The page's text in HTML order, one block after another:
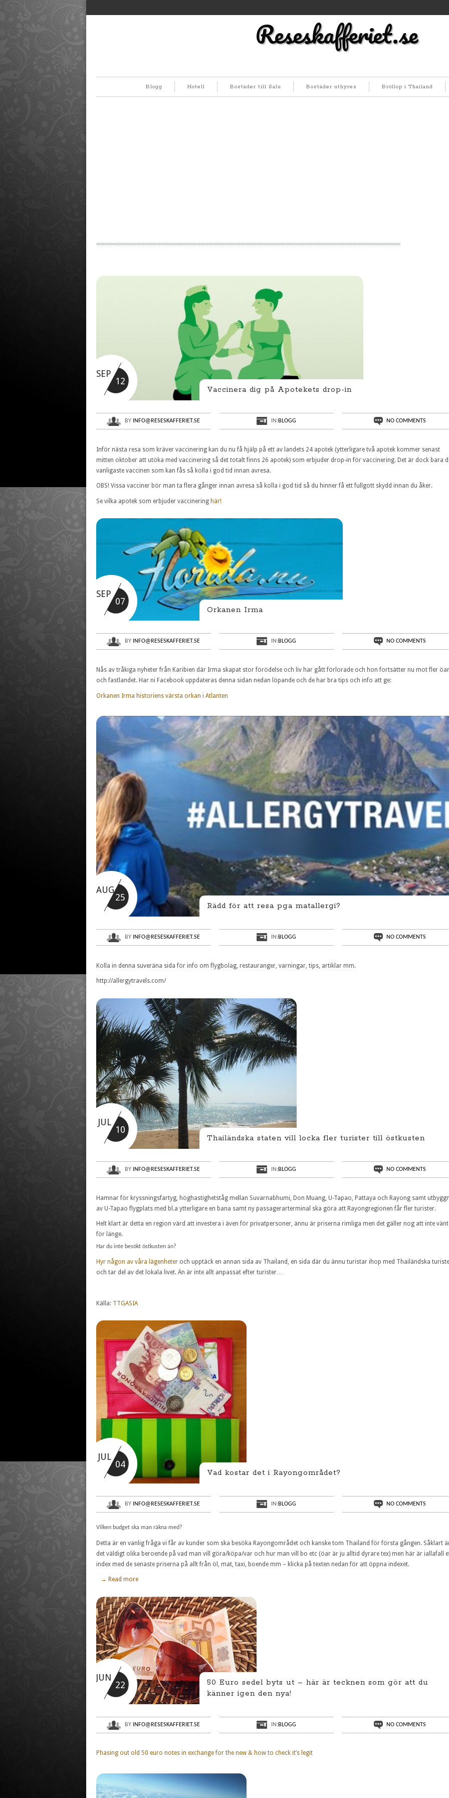
Reseskafferiet.se
Blogg Hotell Bostäder till Salu Bostäder uthyres Bröllop i Thailand
SEP
12
Vaccinera dig på Apotekets drop-in
BY INFO@RESESKAFFERIET.SE IN:BLOGG NO COMMENTS
Inför nästa resa som kräver vaccinering kan du nu få hjälp på ett av landets 24 apotek (ytterligare två apotek kommer senast
mitten oktober att utöka med vaccinering så det totalt finns 26 apotek) som erbjuder drop-in för vaccinering. Det är dock bara
vanligaste vaccinen som kan fås så kolla i god tid innan avresa.
OBS! Vissa vacciner bör man ta flera gånger innan avresa så kolla i god tid så du hinner få ett fullgott skydd innan du åker.
Se vilka apotek som erbjuder vaccinering här!
SEP
07
Orkanen Irma
BY INFO@RESESKAFFERIET.SE IN:BLOGG NO COMMENTS
Nås av tråkiga nyheter från Karibien där Irma skapat stor förödelse och liv har gått förlorade och hon fortsätter nu mot fler öar
och fastlandet. Har ni Facebook uppdateras denna sidan nedan löpande och de har bra tips och info att ge:
Orkanen Irma historiens värsta orkan i Atlanten
AUG
25
Rädd för att resa pga matallergi?
BY INFO@RESESKAFFERIET.SE IN:BLOGG NO COMMENTS
Kolla in denna suveräna sida för info om flygbolag, restauranger, varningar, tips, artiklar mm.
http://allergytravels.com/
JUL
10
Thailändska staten vill locka fler turister till östkusten
BY INFO@RESESKAFFERIET.SE IN:BLOGG NO COMMENTS
Hamnar för kryssningsfartyg, höghastighetståg mellan Suvarnabhumi, Don Muang, U-Tapao, Pattaya och Rayong samt
av U-Tapao flygplats med bl.a ytterligare en bana samt ny passagerarterminal ska göra att Rayongregionen får fler turister.
Helt klart är detta en region värd att investera i även för privatpersoner, ännu är priserna rimliga men det gäller nog att inte
för länge.
Har du inte besökt östkusten än?
Hyr någon av våra lägenheter och upptäck en annan sida av Thailand, en sida där du ännu turistar ihop med Thailändska
och tar del av det lokala livet. Än är inte allt anpassat efter turister…
Källa: TTGASIA
JUL
04
Vad kostar det i Rayongområdet?
BY INFO@RESESKAFFERIET.SE IN:BLOGG NO COMMENTS
Vilken budget ska man räkna med?
Detta är en vanlig fråga vi får av kunder som ska besöka Rayongområdet och kanske tom Thailand för första gången. Såklart
det väldigt olika beroende på vad man vill göra/köpa/var och hur man vill bo etc (öar är ju alltid dyrare tex) men här är iallafall
index med de senaste priserna på allt från öl, mat, taxi, boende mm – klicka på texten nedan för att öppna indexet.
→ Read more
JUN
22
50 Euro sedel byts ut – här är tecknen som gör att du
känner igen den nya!
BY INFO@RESESKAFFERIET.SE IN:BLOGG NO COMMENTS
Phasing out old 50 euro notes in exchange for the new & how to check it’s legit